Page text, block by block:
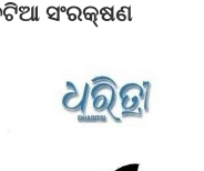
ସଂରକ୍ଷଣ